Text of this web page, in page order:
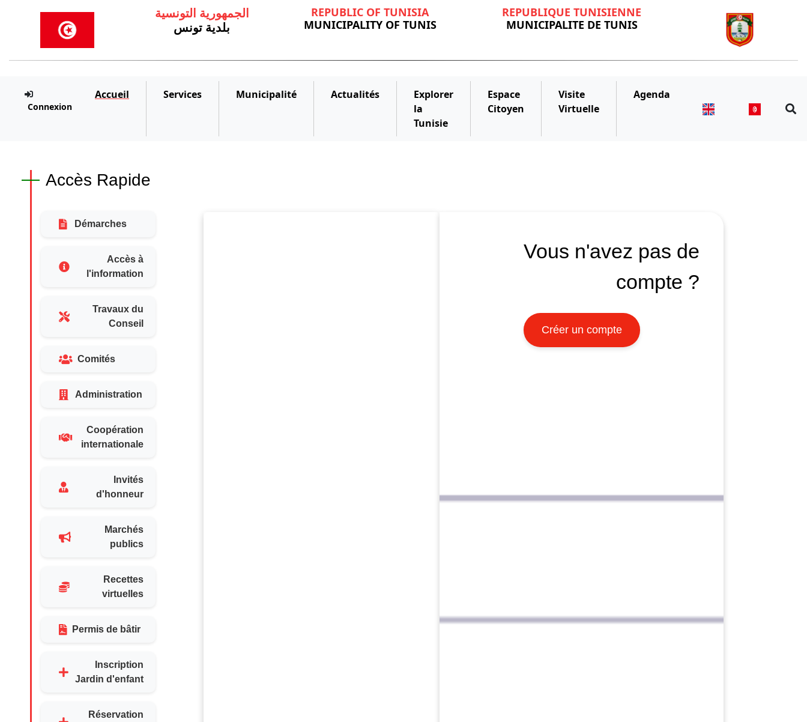
الجمهورية التونسية
بلدية تونس
REPUBLIC OF TUNISIA
MUNICIPALITY OF TUNIS
REPUBLIQUE TUNISIENNE
MUNICIPALITE DE TUNIS
Connexion
Accueil Services Municipalité Actualités
Explorer
la
Tunisie
Espace
Citoyen
Visite
Virtuelle
Agenda
Accès Rapide
Démarches
Accès à
l'information
Travaux du
Conseil
Comités
Administration
Coopération
internationale
Invités
d'honneur
Marchés
publics
Recettes
virtuelles
Permis de bâtir
Inscription
Jardin d'enfant
Réservation
Vous n'avez pas de
compte ?